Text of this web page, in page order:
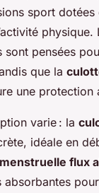
sport dotées
physique.
sont pensées
que la
une protection
varie : la
idéale en
flux
absorbantes